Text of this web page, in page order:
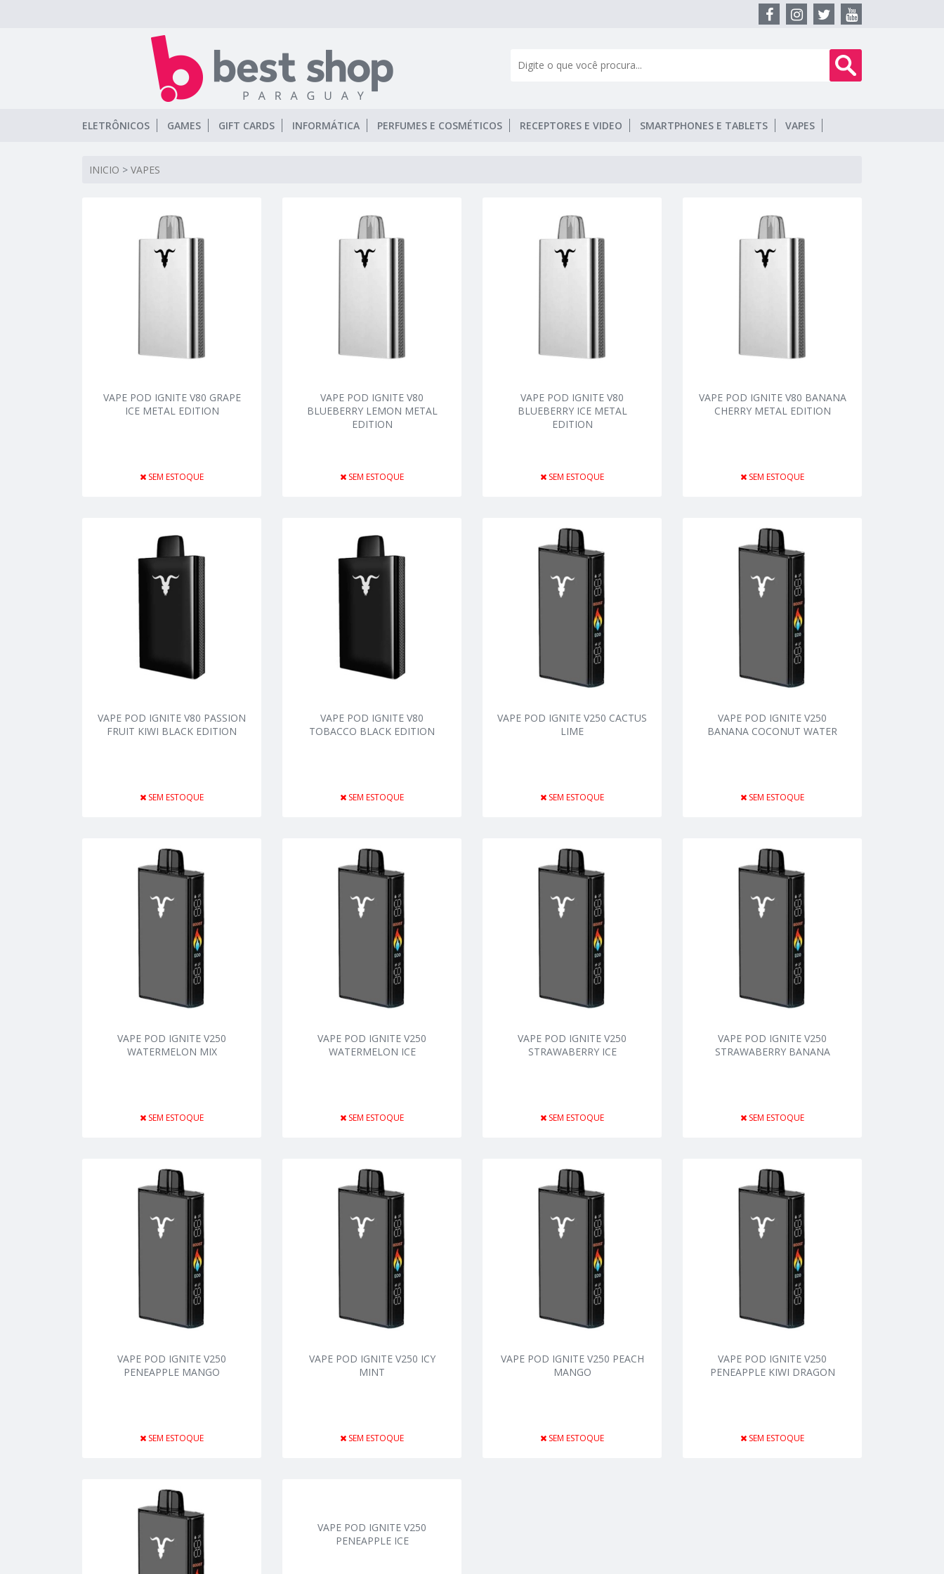
ELETRÔNICOS GAMES GIFT CARDS INFORMÁTICA PERFUMES E COSMÉTICOS RECEPTORES E VIDEO SMARTPHONES E TABLETS VAPES
INICIO > VAPES
VAPE POD IGNITE V80 GRAPE
ICE METAL EDITION
SEM ESTOQUE
VAPE POD IGNITE V80
BLUEBERRY LEMON METAL
EDITION
SEM ESTOQUE
VAPE POD IGNITE V80
BLUEBERRY ICE METAL
EDITION
SEM ESTOQUE
VAPE POD IGNITE V80 BANANA
CHERRY METAL EDITION
SEM ESTOQUE
VAPE POD IGNITE V80 PASSION
FRUIT KIWI BLACK EDITION
SEM ESTOQUE
VAPE POD IGNITE V80
TOBACCO BLACK EDITION
SEM ESTOQUE
VAPE POD IGNITE V250 CACTUS
LIME
SEM ESTOQUE
VAPE POD IGNITE V250
BANANA COCONUT WATER
SEM ESTOQUE
VAPE POD IGNITE V250
WATERMELON MIX
SEM ESTOQUE
VAPE POD IGNITE V250
WATERMELON ICE
SEM ESTOQUE
VAPE POD IGNITE V250
STRAWABERRY ICE
SEM ESTOQUE
VAPE POD IGNITE V250
STRAWABERRY BANANA
SEM ESTOQUE
VAPE POD IGNITE V250
PENEAPPLE MANGO
SEM ESTOQUE
VAPE POD IGNITE V250 ICY
MINT
SEM ESTOQUE
VAPE POD IGNITE V250 PEACH
MANGO
SEM ESTOQUE
VAPE POD IGNITE V250
PENEAPPLE KIWI DRAGON
SEM ESTOQUE
VAPE POD IGNITE V250
PENEAPPLE ICE